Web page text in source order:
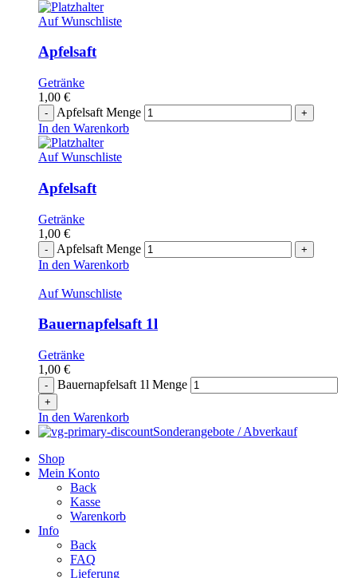
Auf Wunschliste
Apfelsaft
Getränke
1,00 €
Apfelsaft Menge
In den Warenkorb
Auf Wunschliste
Apfelsaft
Getränke
1,00 €
Apfelsaft Menge
In den Warenkorb
Auf Wunschliste
Bauernapfelsaft 1l
Getränke
1,00 €
Bauernapfelsaft 1l Menge
In den Warenkorb
Sonderangebote / Abverkauf
Shop
Mein Konto
Back
Kasse
Warenkorb
Info
Back
FAQ
Lieferung